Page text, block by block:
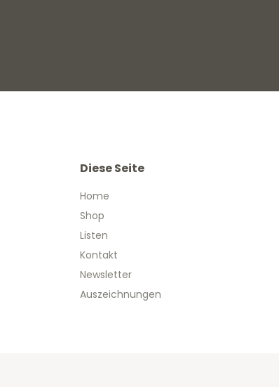
Diese Seite
Home
Shop
Listen
Kontakt
Newsletter
Auszeichnungen